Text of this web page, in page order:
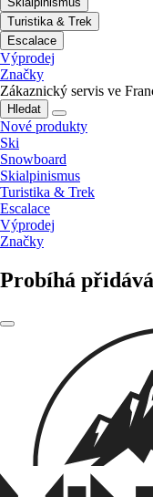
Turistika & Trek
Escalace
Výprodej
Značky
Zákaznický servis ve
Hledat
Nové produkty
Ski
Snowboard
Skialpinismus
Turistika & Trek
Escalace
Výprodej
Značky
Probíhá